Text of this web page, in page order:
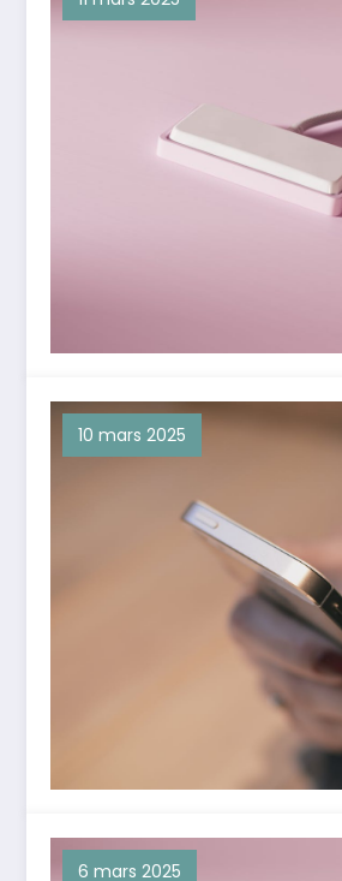
10 mars 2025
6 mars 2025